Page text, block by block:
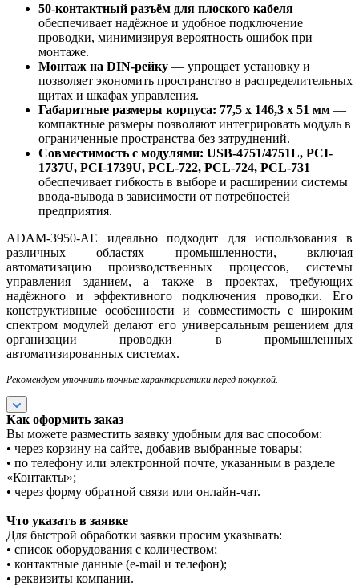
50-контактный разъём для плоского кабеля —
обеспечивает надёжное и удобное подключение
проводки, минимизируя вероятность ошибок при
монтаже.
Монтаж на DIN-рейку — упрощает установку и
позволяет экономить пространство в распределительных
щитах и шкафах управления.
Габаритные размеры корпуса: 77,5 x 146,3 x 51 мм —
компактные размеры позволяют интегрировать модуль в
ограниченные пространства без затруднений.
Совместимость с модулями: USB-4751/4751L, PCI-
1737U, PCI-1739U, PCL-722, PCL-724, PCL-731 —
обеспечивает гибкость в выборе и расширении системы
ввода-вывода в зависимости от потребностей
предприятия.
ADAM-3950-AE идеально подходит для использования в
различных областях промышленности, включая
автоматизацию производственных процессов, системы
управления зданием, а также в проектах, требующих
надёжного и эффективного подключения проводки. Его
конструктивные особенности и совместимость с широким
спектром модулей делают его универсальным решением для
организации проводки в промышленных
автоматизированных системах.
Рекомендуем уточнить точные характеристики перед покупкой.
Как оформить заказ
Вы можете разместить заявку удобным для вас способом:
• через корзину на сайте, добавив выбранные товары;
• по телефону или электронной почте, указанным в разделе
«Контакты»;
• через форму обратной связи или онлайн-чат.
Что указать в заявке
Для быстрой обработки заявки просим указывать:
• список оборудования с количеством;
• контактные данные (e-mail и телефон);
• реквизиты компании.